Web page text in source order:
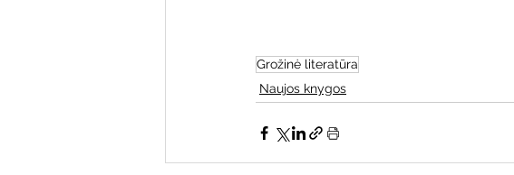
Grožinė literatūra
Naujos knygos